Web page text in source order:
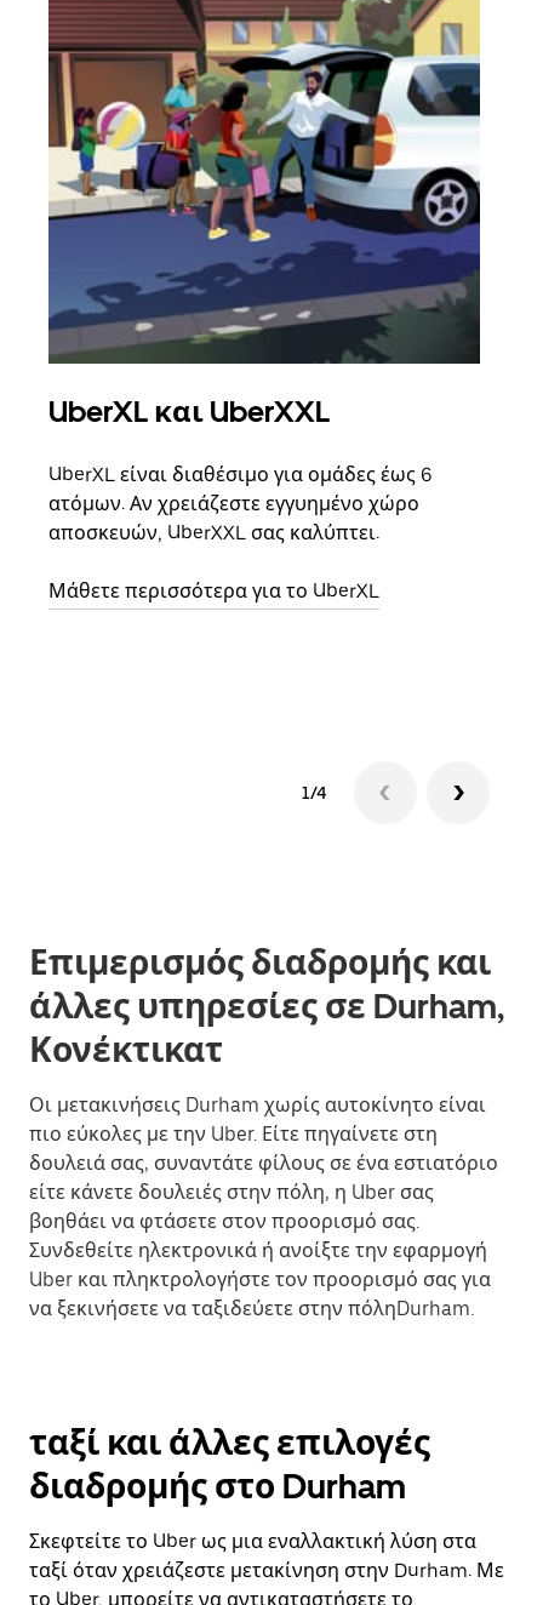
UberXL και UberXXL
UberXL είναι διαθέσιμο για ομάδες έως 6
ατόμων. Αν χρειάζεστε εγγυημένο χώρο
αποσκευών, UberXXL σας καλύπτει.
Μάθετε περισσότερα για το UberXL
1/4
Επιμερισμός διαδρομής και
άλλες υπηρεσίες σε Durham,
Κονέκτικατ
Οι μετακινήσεις Durham χωρίς αυτοκίνητο είναι
πιο εύκολες με την Uber. Είτε πηγαίνετε στη
δουλειά σας, συναντάτε φίλους σε ένα εστιατόριο
είτε κάνετε δουλειές στην πόλη, η Uber σας
βοηθάει να φτάσετε στον προορισμό σας.
Συνδεθείτε ηλεκτρονικά ή ανοίξτε την εφαρμογή
Uber και πληκτρολογήστε τον προορισμό σας για
να ξεκινήσετε να ταξιδεύετε στην πόληDurham.
ταξί και άλλες επιλογές
διαδρομής στο Durham
Σκεφτείτε το Uber ως μια εναλλακτική λύση στα
ταξί όταν χρειάζεστε μετακίνηση στην Durham. Με
το Uber, μπορείτε να αντικαταστήσετε το